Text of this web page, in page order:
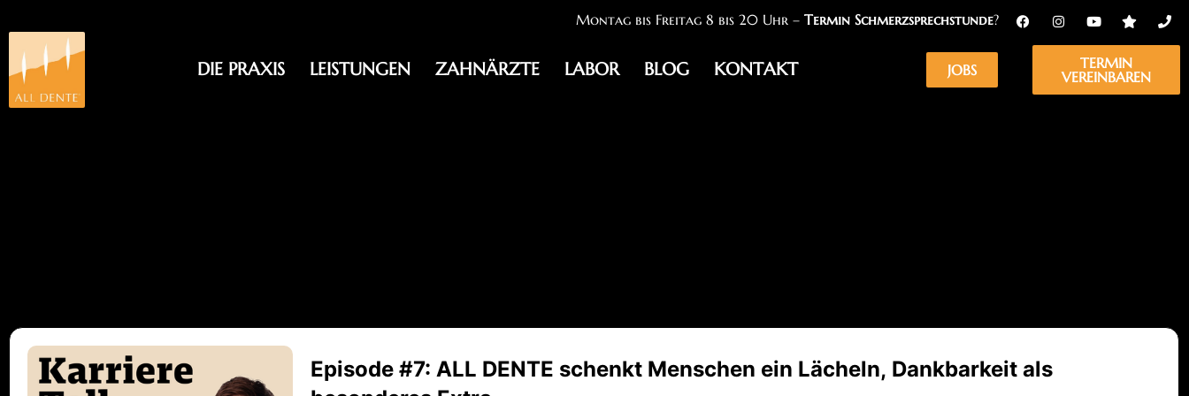
Montag bis Freitag 8 bis 20 Uhr – Termin Schmerzsprechstunde?
DIE PRAXIS LEISTUNGEN ZAHNÄRZTE LABOR BLOG KONTAKT JOBS
TERMIN
VEREINBAREN